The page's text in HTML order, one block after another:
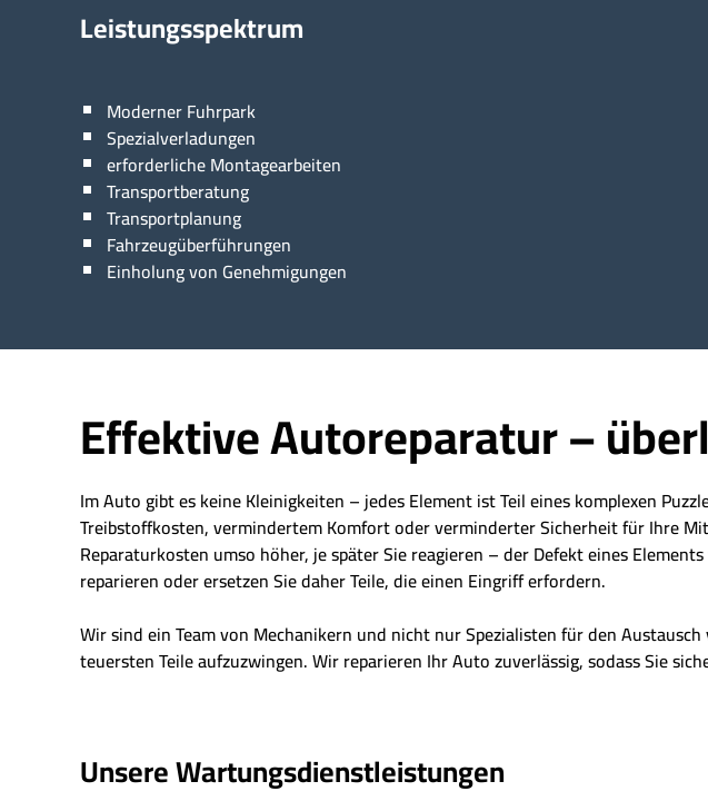
Leistungsspektrum
Moderner Fuhrpark
Spezialverladungen
erforderliche Montagearbeiten
Transportberatung
Transportplanung
Fahrzeugüberführungen
Einholung von Genehmigungen
Effektive Autoreparatur –
Im Auto gibt es keine Kleinigkeiten – jedes Element ist Teil eines komplexen
Treibstoffkosten, vermindertem Komfort oder verminderter Sicherheit für Ihre
Reparaturkosten umso höher, je später Sie reagieren – der Defekt eines
reparieren oder ersetzen Sie daher Teile, die einen Eingriff erfordern.
Wir sind ein Team von Mechanikern und nicht nur Spezialisten für den
teuersten Teile aufzuzwingen. Wir reparieren Ihr Auto zuverlässig, sodass Sie
Unsere Wartungsdienstleistungen